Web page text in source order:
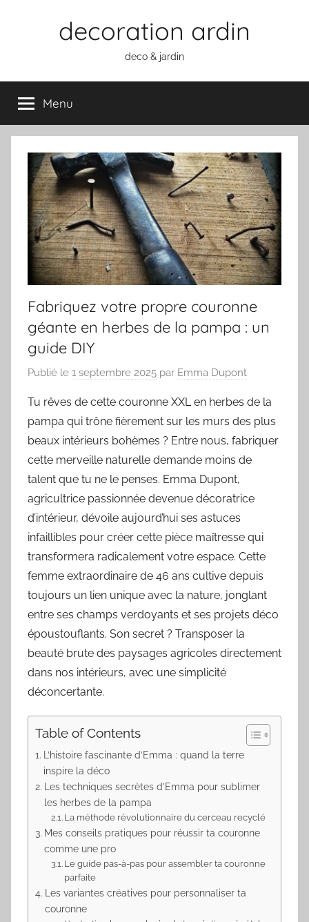
decoration ardin
deco & jardin
Menu
Fabriquez votre propre couronne
géante en herbes de la pampa : un
guide DIY
Publié le 1 septembre 2025 par Emma Dupont
Tu rêves de cette couronne XXL en herbes de la
pampa qui trône fièrement sur les murs des plus
beaux intérieurs bohèmes ? Entre nous, fabriquer
cette merveille naturelle demande moins de
talent que tu ne le penses. Emma Dupont,
agricultrice passionnée devenue décoratrice
d’intérieur, dévoile aujourd’hui ses astuces
infaillibles pour créer cette pièce maîtresse qui
transformera radicalement votre espace. Cette
femme extraordinaire de 46 ans cultive depuis
toujours un lien unique avec la nature, jonglant
entre ses champs verdoyants et ses projets déco
époustouflants. Son secret ? Transposer la
beauté brute des paysages agricoles directement
dans nos intérieurs, avec une simplicité
déconcertante.
Table of Contents
L’histoire fascinante d’Emma : quand la terre
inspire la déco
Les techniques secrètes d’Emma pour sublimer
les herbes de la pampa
La méthode révolutionnaire du cerceau recyclé
Mes conseils pratiques pour réussir ta couronne
comme une pro
Le guide pas-à-pas pour assembler ta couronne
parfaite
Les variantes créatives pour personnaliser ta
couronne